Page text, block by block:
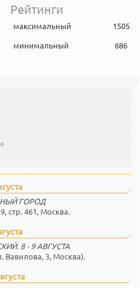
Рейтинги
максимальный
1505
минимальный
686
ГОРОД
стр. 461, Москва.
8 - 9 АВГУСТА
Вавилова, 3, Москва).